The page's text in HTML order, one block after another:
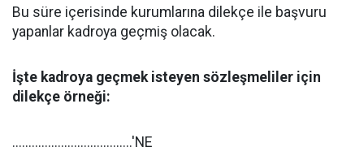
Bu süre içerisinde kurumlarına dilekçe ile başvuru
yapanlar kadroya geçmiş olacak.
İşte kadroya geçmek isteyen sözleşmeliler için
dilekçe örneği:
.....................................'NE